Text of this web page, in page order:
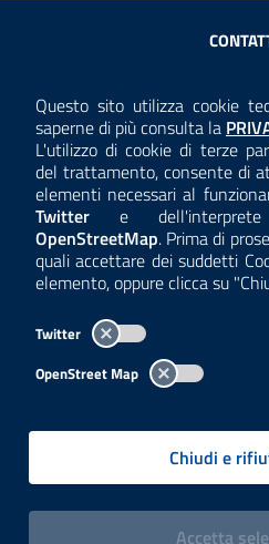
Questo sito utilizza cookie
saperne di più consulta la
L'utilizzo di cookie di terze
del trattamento, consente di
elementi necessari al
Twitter e
OpenStreetMap. Prima di
quali accettare dei suddetti
elemento, oppure clicca su
Twitter
OpenStreet Map
Chiudi e
Accettai
Sezione Link Utili
COOKIE E
TEMI
Per l'utilizzo del logo e dei dati
consultabile a